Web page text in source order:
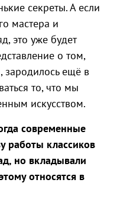
секреты. А если
мастера и
это уже будет
о том,
зародилось ещё в
то, что мы
искусством.
современные
работы классиков
но вкладывали
относятся в